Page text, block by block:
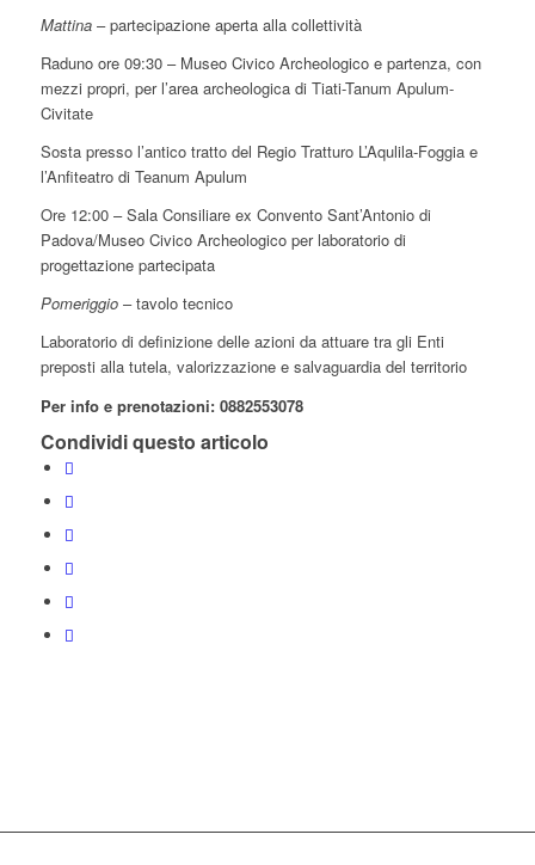
Mattina– partecipazione aperta alla collettività
Raduno ore 09:30 – Museo Civico Archeologico e partenza, con
mezzi propri, per l’area archeologica di Tiati-Tanum Apulum-
Civitate
Sosta presso l’antico tratto del Regio Tratturo L’Aqulila-Foggia e
l’Anfiteatro di Teanum Apulum
Ore 12:00 – Sala Consiliare ex Convento Sant’Antonio di
Padova/Museo Civico Archeologico per laboratorio di
progettazione partecipata
Pomeriggio– tavolo tecnico
Laboratorio di definizione delle azioni da attuare tra gli Enti
preposti alla tutela, valorizzazione e salvaguardia del territorio
Per info e prenotazioni: 0882553078
Condividi questo articolo